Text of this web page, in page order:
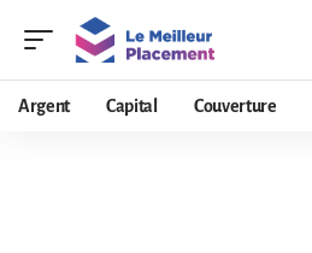
Argent Capital Couverture